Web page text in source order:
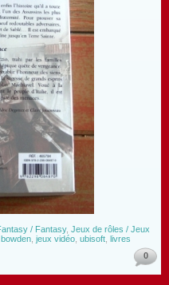
/ Fantasy, Jeux de rôles / Jeux
jeux vidéo ubisoft livres
0